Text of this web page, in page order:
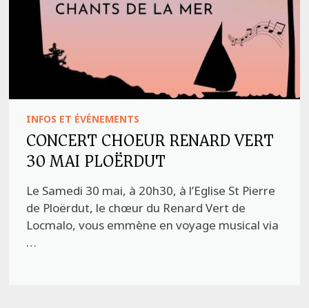
INFOS ET ÉVÉNEMENTS
CONCERT CHOEUR RENARD VERT
30 MAI PLOËRDUT
Le Samedi 30 mai, à 20h30, à l’Eglise St Pierre
de Ploërdut, le chœur du Renard Vert de
Locmalo, vous emmène en voyage musical via
…